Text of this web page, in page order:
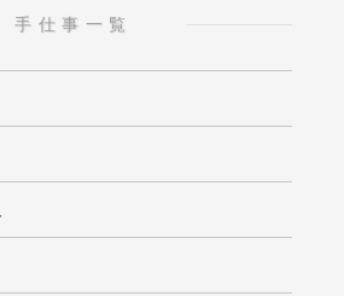
手仕事一覧